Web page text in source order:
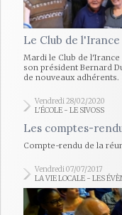
Le Club de
Mardi le Club de
son président Bernard
de nouveaux adhérents.
Vendredi 28/02/2020
L'ÉCOLE - LE SIVOSS
Les comptes-
Compte-rendu de la
Vendredi 07/07/2017
LA VIE LOCALE - LES